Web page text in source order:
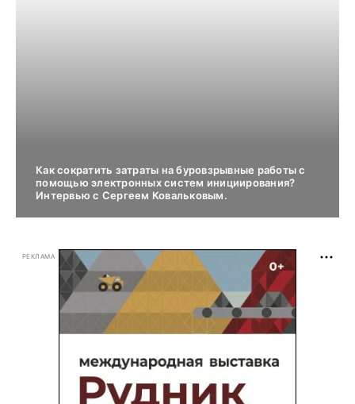
Как сократить затраты на буровзрывные работы с
помощью электронных систем инициирования?
Интервью с Сергеем Ковальковым.
РЕКЛАМА